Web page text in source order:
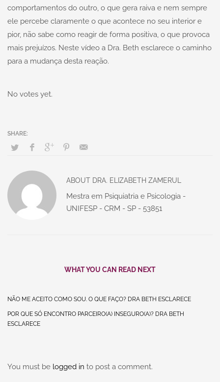
comportamentos do outro, o que gera raiva e nem sempre
ele percebe claramente o que acontece no seu interior e
pior, não sabe como reagir de forma positiva, o que provoca
mais prejuízos. Neste vídeo a Dra. Beth esclarece o caminho
para a mudança desta reação.
No votes yet.
ABOUT DRA. ELIZABETH ZAMERUL
Mestra em Psiquiatria e Psicologia -
UNIFESP - CRM - SP - 53851
WHAT YOU CAN READ NEXT
NÃO ME ACEITO COMO SOU. O QUE FAÇO? DRA BETH ESCLARECE
POR QUE SÓ ENCONTRO PARCEIRO(A) INSEGURO(A)? DRA BETH
ESCLARECE
You must be logged in to post a comment.